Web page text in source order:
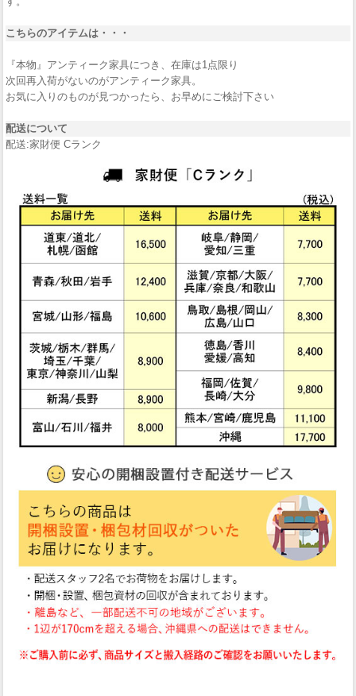
こちらのアイテムは・・・
『本物』アンティーク家具につき、在庫は1点限り
次回再入荷がないのがアンティーク家具。
お気に入りのものが見つかったら、お早めにご検討下さい
配送について
配送:家財便 Cランク